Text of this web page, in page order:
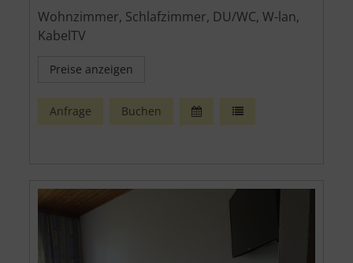
Wohnzimmer, Schlafzimmer, DU/WC, W-lan,
KabelTV
Preise anzeigen
Anfrage Buchen